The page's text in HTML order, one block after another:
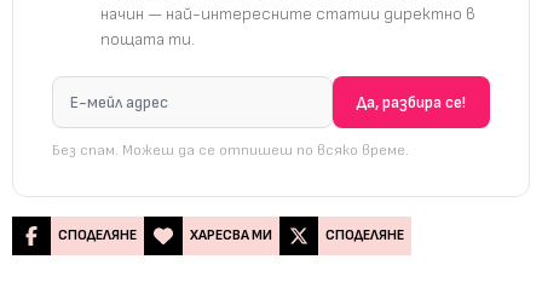
начин — най-интересните статии директно в
пощата ти.
Без спам. Можеш да се отпишеш по всяко време.
СПОДЕЛЯНЕ ХАРЕСВА МИ СПОДЕЛЯНЕ